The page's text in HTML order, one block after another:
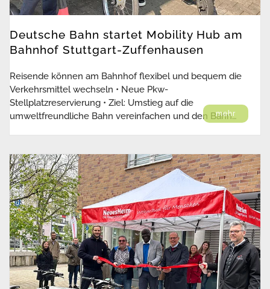
Deutsche Bahn startet Mobility Hub am
Bahnhof Stuttgart-Zuffenhausen
Reisende können am Bahnhof flexibel und bequem die
Verkehrsmittel wechseln • Neue Pkw-
Stellplatzreservierung • Ziel: Umstieg auf die
umweltfreundliche Bahn vereinfachen und den Bahn…
mehr